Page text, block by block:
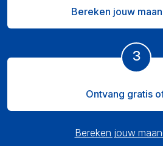
Bereken jouw
3
Ontvang gratis
Bereken jouw